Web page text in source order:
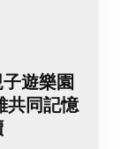
遊樂園
共同記憶